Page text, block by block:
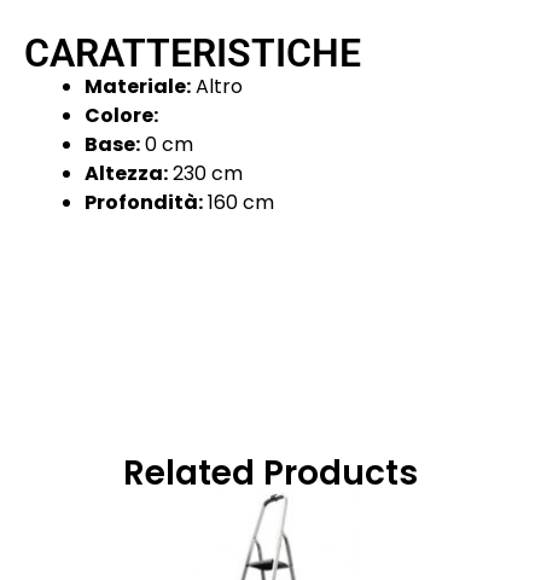
CARATTERISTICHE
Materiale:Altro
Colore:
Base:0 cm
Altezza:230 cm
Profondità:160 cm
Related Products